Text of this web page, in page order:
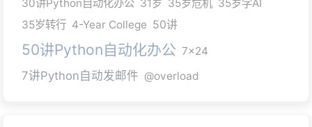
30讲Python自动化办公 31岁 35岁危机 35岁学AI
35岁转行 4-Year College 50讲
50讲Python自动化办公 7x24
7讲Python自动发邮件 @overload